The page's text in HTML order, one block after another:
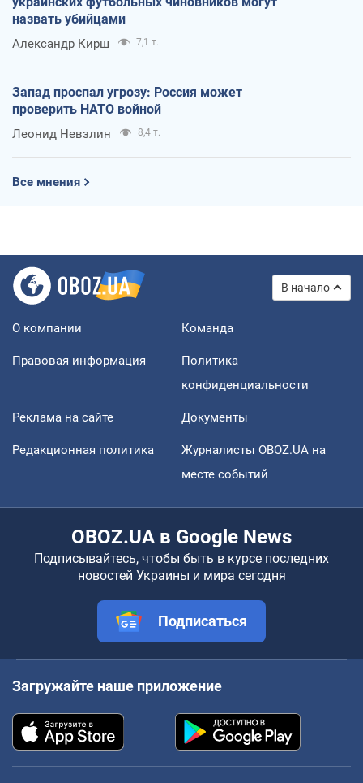
назвать убийцами
Александр Кирш 7,1 т.
Запад проспал угрозу: Россия может
проверить НАТО войной
Леонид Невзлин 8,4 т.
Все мнения
В начало
О компании Команда
Правовая информация
Политика
конфиденциальности
Реклама на сайте Документы
Редакционная политика
Журналисты OBOZ.UA на
месте событий
OBOZ.UA в Google News
Подписывайтесь, чтобы быть в курсе последних
новостей Украины и мира сегодня
Подписаться
Загружайте наше приложение